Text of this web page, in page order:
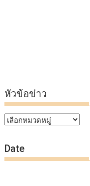
หัวข้อข่าว
หัวข้อ
Date